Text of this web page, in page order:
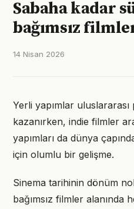
Sabaha kadar
bağımsız
14 Nisan 2026
Yerli yapımlar
kazanırken, indie filmler
yapımları da dünya
için olumlu bir gelişme.
Sinema tarihinin dönüm
bağımsız filmler alanında